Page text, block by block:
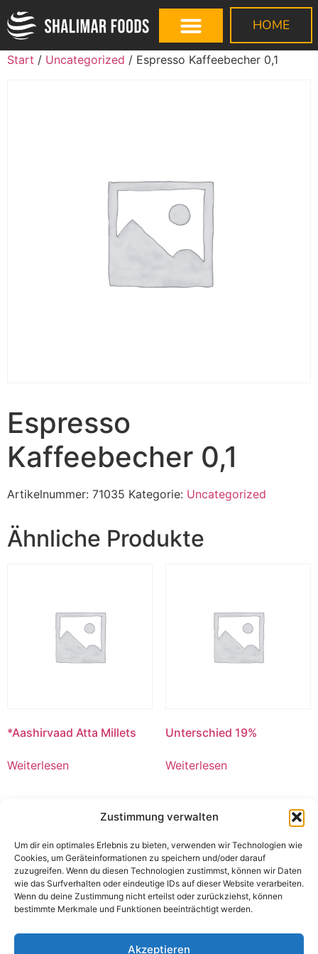
Zustimmung verwalten
Um dir ein optimales Erlebnis zu bieten, verwenden wir Technologien wie
Cookies, um Geräteinformationen zu speichern und/oder darauf
zuzugreifen. Wenn du diesen Technologien zustimmst, können wir Daten
wie das Surfverhalten oder eindeutige IDs auf dieser Website verarbeiten.
Wenn du deine Zustimmung nicht erteilst oder zurückziehst, können
bestimmte Merkmale und Funktionen beeinträchtigt werden.
Akzeptieren
HOME
Start / Uncategorized / Espresso Kaffeebecher 0,1
Espresso
Kaffeebecher 0,1
Artikelnummer: 71035 Kategorie: Uncategorized
Ähnliche Produkte
*Aashirvaad Atta Millets
Weiterlesen
Unterschied 19%
Weiterlesen